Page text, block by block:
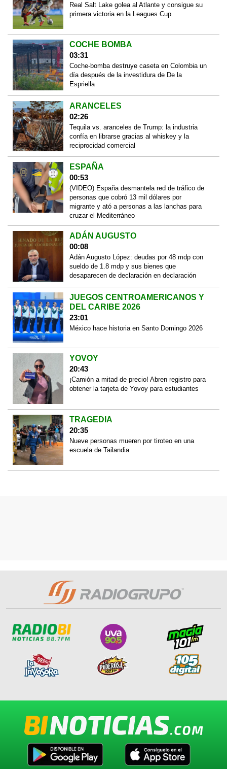
Real Salt Lake golea al Atlante y consigue su
primera victoria en la Leagues Cup
COCHE BOMBA
03:31
Coche-bomba destruye caseta en Colombia un
día después de la investidura de De la
Espriella
ARANCELES
02:26
Tequila vs. aranceles de Trump: la industria
confía en librarse gracias al whiskey y la
reciprocidad comercial
ESPAÑA
00:53
(VIDEO) España desmantela red de tráfico de
personas que cobró 13 mil dólares por
migrante y ató a personas a las lanchas para
cruzar el Mediterráneo
ADÁN AUGUSTO
00:08
Adán Augusto López: deudas por 48 mdp con
sueldo de 1.8 mdp y sus bienes que
desaparecen de declaración en declaración
JUEGOS CENTROAMERICANOS Y
DEL CARIBE 2026
23:01
México hace historia en Santo Domingo 2026
YOVOY
20:43
¡Camión a mitad de precio! Abren registro para
obtener la tarjeta de Yovoy para estudiantes
TRAGEDIA
20:35
Nueve personas mueren por tiroteo en una
escuela de Tailandia